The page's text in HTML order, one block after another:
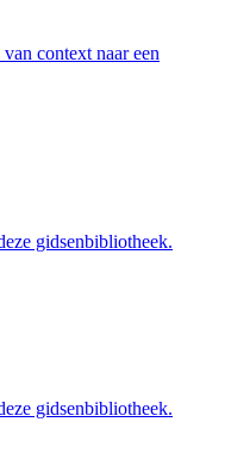
context naar een
gidsenbibliotheek.
gidsenbibliotheek.